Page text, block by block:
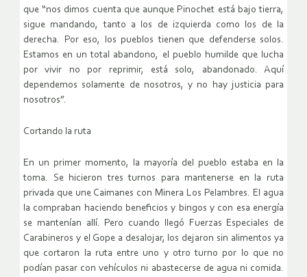
que “nos dimos cuenta que aunque Pinochet está bajo tierra,
sigue mandando, tanto a los de izquierda como los de la
derecha. Por eso, los pueblos tienen que defenderse solos.
Estamos en un total abandono, el pueblo humilde que lucha
por vivir no por reprimir, está solo, abandonado. Aquí
dependemos solamente de nosotros, y no hay justicia para
nosotros”.
Cortando la ruta
En un primer momento, la mayoría del pueblo estaba en la
toma. Se hicieron tres turnos para mantenerse en la ruta
privada que une Caimanes con Minera Los Pelambres. El agua
la compraban haciendo beneficios y bingos y con esa energía
se mantenían allí. Pero cuando llegó Fuerzas Especiales de
Carabineros y el Gope a desalojar, los dejaron sin alimentos ya
que cortaron la ruta entre uno y otro turno por lo que no
podían pasar con vehículos ni abastecerse de agua ni comida.